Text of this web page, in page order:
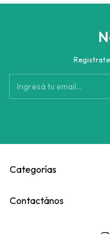
Categorías
Contactános